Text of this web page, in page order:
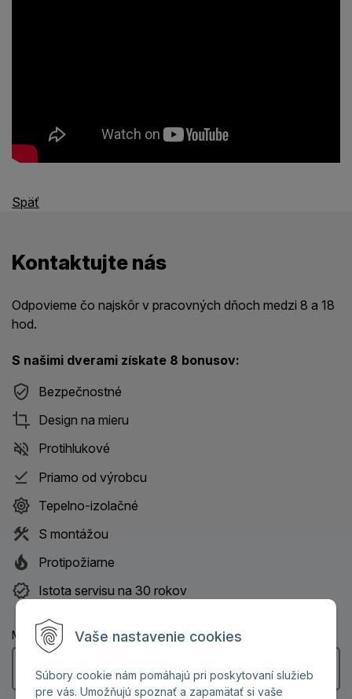
Vaše nastavenie cookies
Súbory cookie nám pomáhajú pri poskytovaní služieb
pre vás. Umožňujú spoznať a zapamätať si vaše
Späť
Kontaktujte nás
Odpovieme čo najskôr v pracovných dňoch medzi 8 a 18
hod.
S našimi dverami získate 8 bonusov:
Bezpečnostné
Design na mieru
Protihlukové
Priamo od výrobcu
Tepelno-izolačné
S montážou
Protipožiarne
Istota servisu na 30 rokov
Meno a priezvisko: (Povinný údaj)